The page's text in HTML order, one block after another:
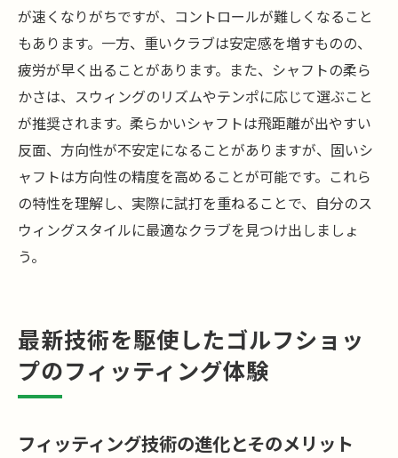
が速くなりがちですが、コントロールが難しくなること
もあります。一方、重いクラブは安定感を増すものの、
疲労が早く出ることがあります。また、シャフトの柔ら
かさは、スウィングのリズムやテンポに応じて選ぶこと
が推奨されます。柔らかいシャフトは飛距離が出やすい
反面、方向性が不安定になることがありますが、固いシ
ャフトは方向性の精度を高めることが可能です。これら
の特性を理解し、実際に試打を重ねることで、自分のス
ウィングスタイルに最適なクラブを見つけ出しましょ
う。
最新技術を駆使したゴルフショッ
プのフィッティング体験
フィッティング技術の進化とそのメリット